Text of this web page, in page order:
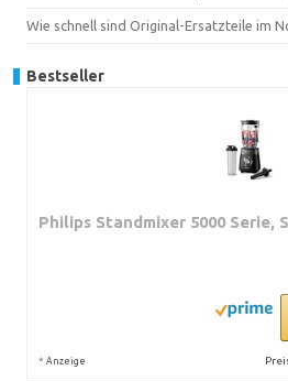
Wie schnell sind Original-Ersatzteile im
Bestseller
Philips Standmixer 5000 Serie,
* Anzeige